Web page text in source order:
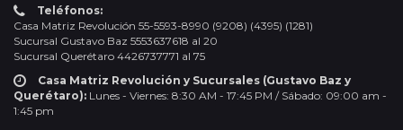
Teléfonos:
Casa Matriz Revolución 55-5593-8990 (9208) (4395) (1281)
Sucursal Gustavo Baz 5553637618 al 20
Sucursal Querétaro 4426737771 al 75
Casa Matriz Revolución y Sucursales (Gustavo Baz y
Querétaro): Lunes - Viernes: 8:30 AM - 17:45 PM / Sábado: 09:00 am -
1:45 pm